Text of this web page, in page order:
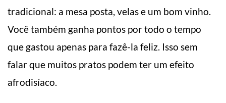
tradicional: a mesa posta, velas e um bom vinho.
Você também ganha pontos por todo o tempo
que gastou apenas para fazê-la feliz. Isso sem
falar que muitos pratos podem ter um efeito
afrodisíaco.